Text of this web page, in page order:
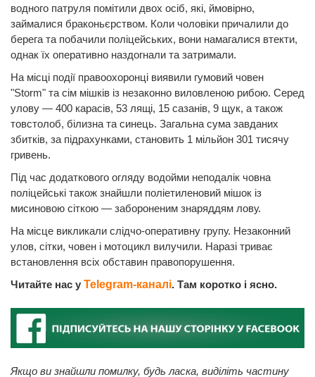
водного патруля помітили двох осіб, які, ймовірно,
займалися браконьєрством. Коли чоловіки причалили до
берега та побачили поліцейських, вони намагалися втекти,
однак їх оперативно наздогнали та затримали.
На місці події правоохоронці виявили гумовий човен
"Storm" та сім мішків із незаконно виловленою рибою. Серед
улову — 400 карасів, 53 лящі, 15 сазанів, 9 щук, а також
товстолоб, білизна та синець. Загальна сума завданих
збитків, за підрахунками, становить 1 мільйон 301 тисячу
гривень.
Під час додаткового огляду водойми неподалік човна
поліцейські також знайшли поліетиленовий мішок із
мисиновою сіткою — забороненим знаряддям лову.
На місце викликали слідчо-оперативну групу. Незаконний
улов, сітки, човен і мотоцикл вилучили. Наразі триває
встановлення всіх обставин правопорушення.
Читайте нас у Telegram-каналі. Там коротко і ясно.
Якщо ви знайшли помилку, будь ласка, виділіть частину